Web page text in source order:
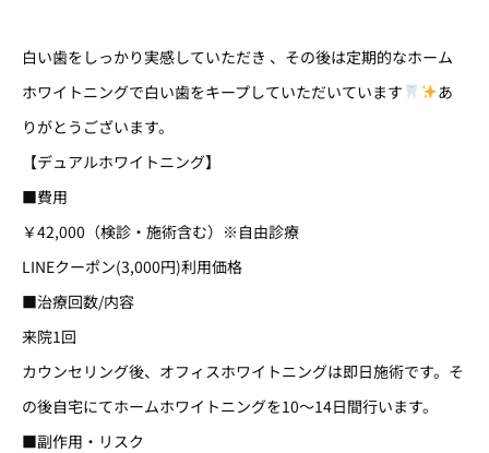
白い歯をしっかり実感していただき 、その後は定期的なホーム
ホワイトニングで白い歯をキープしていただいています
あ
りがとうございます。
【デュアルホワイトニング】
■費用
￥42,000（検診・施術含む）※自由診療
LINEクーポン(3,000円)利用価格
■治療回数/内容
来院1回
カウンセリング後、オフィスホワイトニングは即日施術です。そ
の後自宅にてホームホワイトニングを10～14日間行います。
■副作用・リスク